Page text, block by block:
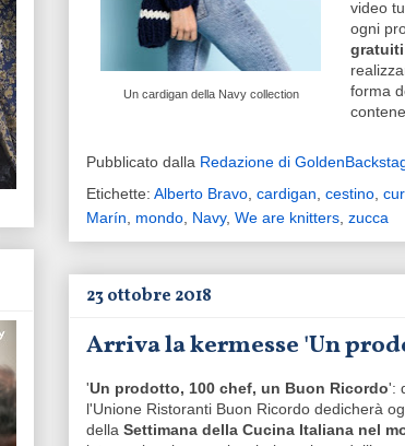
Un cardigan della Navy collection
video
ogni
forma
Pubblicato dalla Redazione di
Etichette: Alberto Bravo, cardigan, cestino,
Marín, mondo, Navy, We are knitters, zucca
23 ottobre 2018
Arriva la kermesse 'Un
'Un prodotto, 100 chef, un Buon Ricordo':
l'Unione Ristoranti Buon Ricordo dedicherà
della Settimana della Cucina Italiana nel